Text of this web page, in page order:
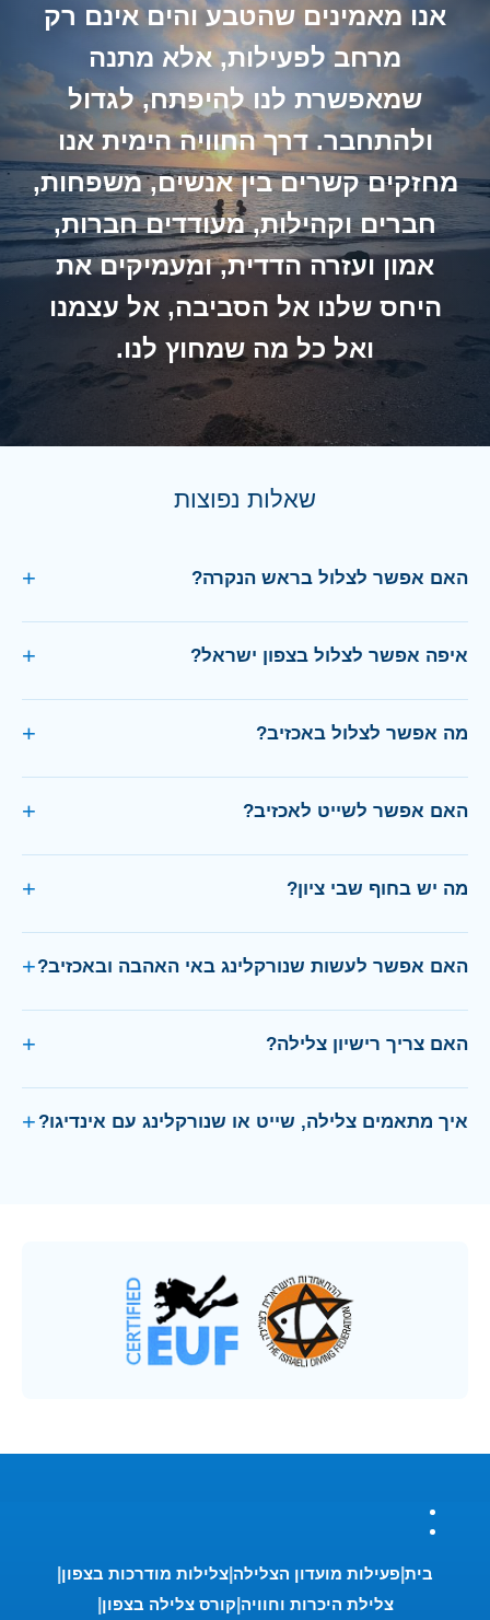
אנו מאמינים שהטבע והים אינם רק
מרחב לפעילות, אלא מתנה
שמאפשרת לנו להיפתח, לגדול
ולהתחבר. דרך החוויה הימית אנו
מחזקים קשרים בין אנשים, משפחות,
חברים וקהילות, מעודדים חברות,
אמון ועזרה הדדית, ומעמיקים את
היחס שלנו אל הסביבה, אל עצמנו
ואל כל מה שמחוץ לנו.
שאלות נפוצות
האם אפשר לצלול בראש הנקרה?
איפה אפשר לצלול בצפון ישראל?
מה אפשר לצלול באכזיב?
האם אפשר לשייט לאכזיב?
מה יש בחוף שבי ציון?
האם אפשר לעשות שנורקלינג באי האהבה ובאכזיב?
האם צריך רישיון צלילה?
איך מתאמים צלילה, שייט או שנורקלינג עם אינדיגו?
בית פעילות מועדון הצלילה צלילות מודרכות בצפון
צלילת היכרות וחוויה קורס צלילה בצפון